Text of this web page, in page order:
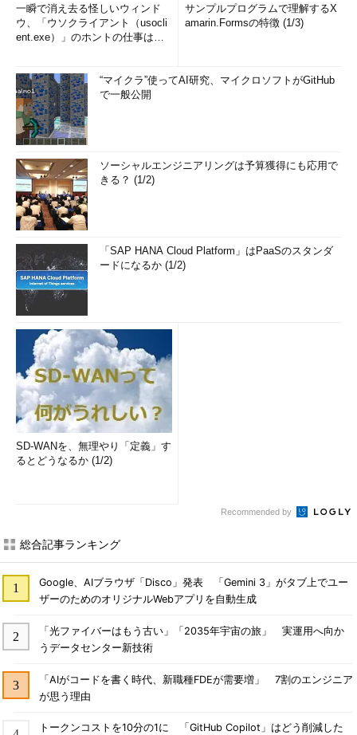
一瞬で消え去る怪しいウィンド
ウ、「ウソクライアント（usocli
ent.exe）」のホントの仕事は？
サンプルプログラムで理解するX
amarin.Formsの特徴 (1/3)
“マイクラ”使ってAI研究、マイクロソフトがGitHub
で一般公開
ソーシャルエンジニアリングは予算獲得にも応用で
きる？ (1/2)
「SAP HANA Cloud Platform」はPaaSのスタンダ
ードになるか (1/2)
SD-WANを、無理やり「定義」す
るとどうなるか (1/2)
Recommended by
総合記事ランキング
Google、AIブラウザ「Disco」発表 「Gemini 3」がタブ上でユー
ザーのためのオリジナルWebアプリを自動生成
「光ファイバーはもう古い」「2035年宇宙の旅」 実運用へ向か
うデータセンター新技術
「AIがコードを書く時代、新職種FDEが需要増」 7割のエンジニア
が思う理由
トークンコストを10分の1に 「GitHub Copilot」はどう削減した